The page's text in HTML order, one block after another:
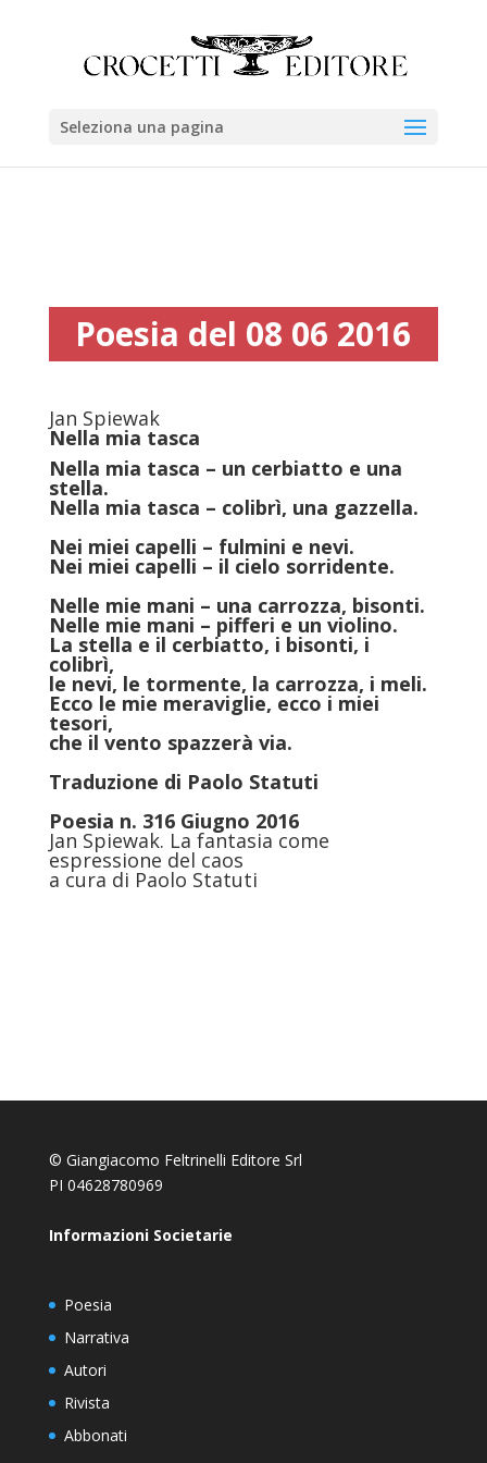
Seleziona una pagina
Poesia del 08 06 2016
Jan Spiewak
Nella mia tasca
Nella mia tasca – un cerbiatto e una
stella.
Nella mia tasca – colibrì, una gazzella.
Nei miei capelli – fulmini e nevi.
Nei miei capelli – il cielo sorridente.
Nelle mie mani – una carrozza, bisonti.
Nelle mie mani – pifferi e un violino.
La stella e il cerbiatto, i bisonti, i
colibrì,
le nevi, le tormente, la carrozza, i meli.
Ecco le mie meraviglie, ecco i miei
tesori,
che il vento spazzerà via.
Traduzione di Paolo Statuti
Poesia n. 316 Giugno 2016
Jan Spiewak. La fantasia come
espressione del caos
a cura di Paolo Statuti
© Giangiacomo Feltrinelli Editore Srl
PI 04628780969
Informazioni Societarie
Poesia
Narrativa
Autori
Rivista
Abbonati